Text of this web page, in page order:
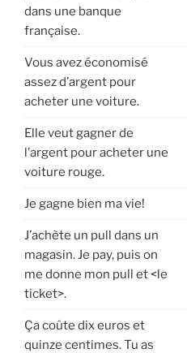
dans une banque
française.
Vous avez économisé
assez d’argent pour
acheter une voiture.
Elle veut gagner de
l’argent pour acheter une
voiture rouge.
Je gagne bien ma vie!
J’achète un pull dans un
magasin. Je pay, puis on
me donne mon pull et <le
ticket>.
Ça coûte dix euros et
quinze centimes. Tu as